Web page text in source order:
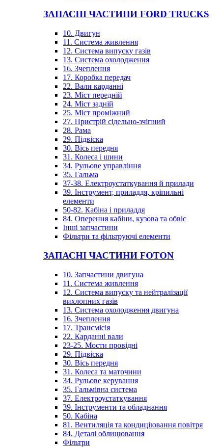
ЗАПАСНІ ЧАСТИНИ FORD TRUCKS
10. Двигун
11. Система живлення
12. Система випуску газів
13. Система охолодження
16. Зчеплення
17. Коробка передач
22. Вали карданні
23. Міст передній
24. Міст задній
25. Міст проміжний
27. Пристрій сідельно-зчіпний
28. Рама
29. Підвіска
30. Вісь передня
31. Колеса і шини
34. Рульове управління
35. Гальма
37-38. Електроустаткування й прилади
39. Інструмент, приладдя, кріпильні
елементи
50-82. Кабіна і приладдя
84. Оперення кабіни, кузова та обвіс
Інші запчастини
Фільтри та фільтруючі елементи
ЗАПАСНІ ЧАСТИНИ FOTON
10. Запчастини двигуна
11. Система живлення
12. Система випуску та нейтралізації
вихлопних газів
13. Система охолодження двигуна
16. Зчеплення
17. Трансмісія
22. Карданні вали
23-25. Мости провідні
29. Підвіска
30. Вісь передня
31. Колеса та маточини
34. Рульове керування
35. Гальмівна система
37. Електроустаткування
39. Інструменти та обладнання
50. Кабіна
81. Вентиляція та кондиціювання повітря
84. Деталі облицювання
Фільтри